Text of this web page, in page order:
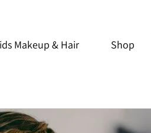
Makeup & Hair Shop